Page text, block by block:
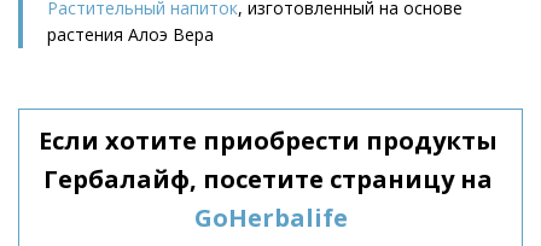
Растительный напиток, изготовленный на основе
растения Алоэ Вера
Если хотите приобрести продукты
GoHerbalife